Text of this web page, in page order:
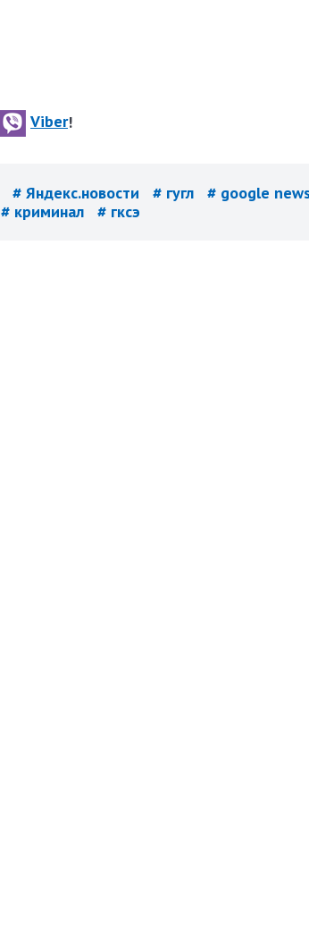
Viber!
# Яндекс.новости # гугл # google
# криминал # гксэ